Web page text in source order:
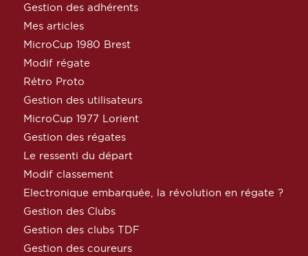
Gestion des adhérents
Mes articles
MicroCup 1980 Brest
Modif régate
Rétro Proto
Gestion des utilisateurs
MicroCup 1977 Lorient
Gestion des régates
Le ressenti du départ
Modif classement
Electronique embarquée, la révolution en régate ?
Gestion des Clubs
Gestion des clubs TDF
Gestion des coureurs